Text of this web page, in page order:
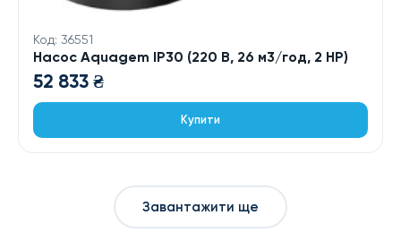
Код: 36551
Насос Aquagem IP30 (220 В, 26 м3/год, 2 HP)
52 833₴
Купити
Завантажити ще